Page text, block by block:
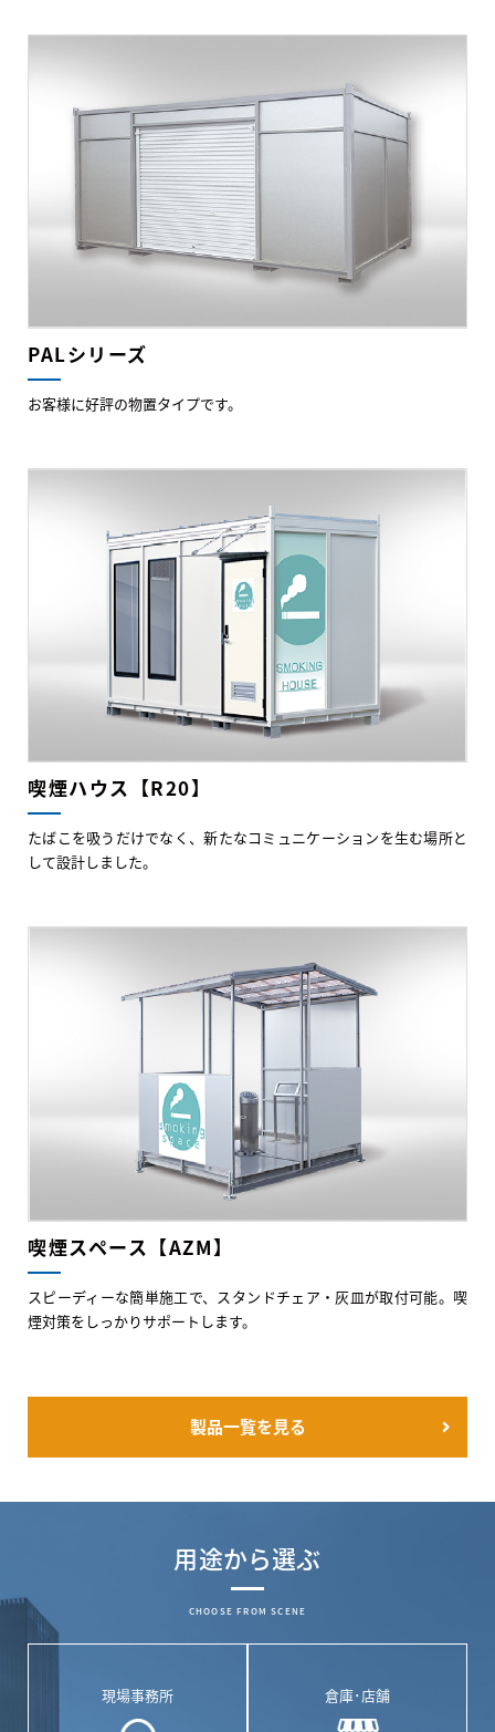
PALシリーズ
お客様に好評の物置タイプです。
喫煙ハウス【R20】
たばこを吸うだけでなく、新たなコミュニケーションを生む場所と
して設計しました。
喫煙スペース【AZM】
スピーディーな簡単施工で、スタンドチェア・灰皿が取付可能。喫
煙対策をしっかりサポートします。
製品一覧を見る
用途から選ぶ
CHOOSE FROM SCENE
現場事務所 倉庫･店舗